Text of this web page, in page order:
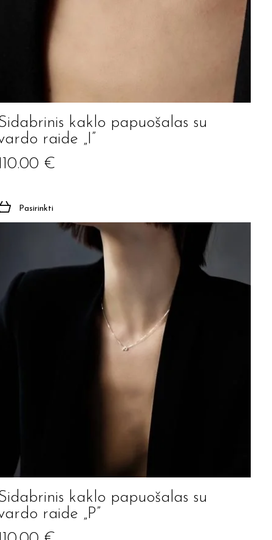
kaklo papuošalas su
raide „I”
110.00 €
Pasirinkti
kaklo papuošalas su
raide „P”